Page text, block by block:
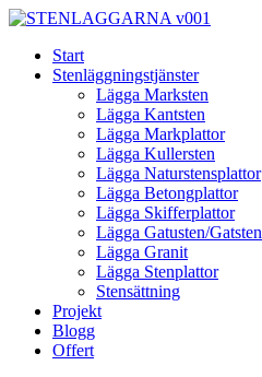
Skip
contentStart
Stenläggningstjänster
Lägga Marksten
Lägga Kantsten
Lägga Markplattor
Lägga Kullersten
Lägga Naturstensplattor
Lägga Betongplattor
Lägga Skifferplattor
Lägga Gatusten/Gatsten
Lägga Granit
Lägga Stenplattor
Stensättning
Projekt
Blogg
Offert